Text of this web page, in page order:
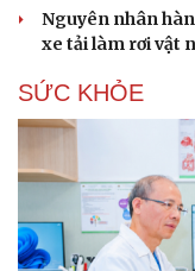
Nguyên nhân
xe tải làm rơi vật
SỨC KHỎE